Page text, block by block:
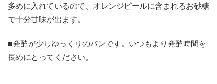
多めに入れているので、オレンジピールに含まれるお砂糖
で十分甘味が出ます。
■発酵が少しゆっくりのパンです。いつもより発酵時間を
長めにとってください。